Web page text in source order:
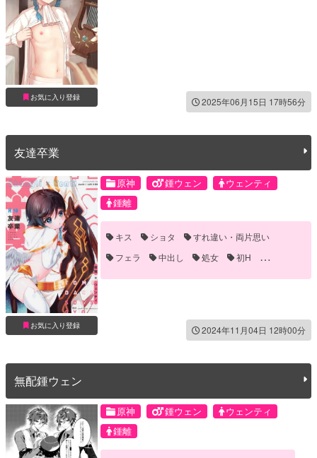
お気に入り登録 2025年06月15日 17時56分
友達卒業
お気に入り登録
原神 鍾ウェン
ウェンティ
鍾離
キス ショタ
すれ違い・両片思い
フェラ
中出し 処女
初H
口内射精
対面座位 手マン 誘い受け
2024年11月04日 12時00分
無配鍾ウェン
原神 鍾ウェン
ウェンティ
鍾離